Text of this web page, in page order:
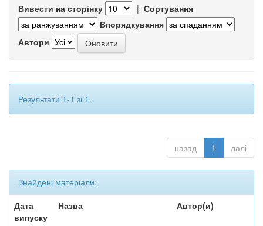
Вивести на сторінку | Сортування
Впорядкування
Автори
Результати 1-1 зі 1.
назад 1 далі
Знайдені матеріали:
Дата
випуску
Назва Автор(и)